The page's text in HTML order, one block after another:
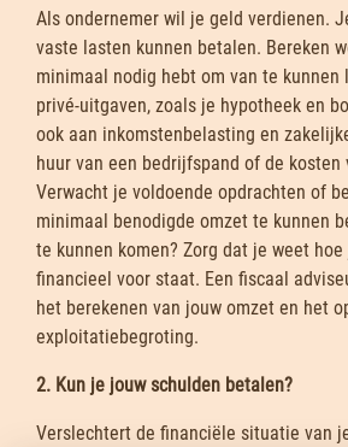
Als ondernemer wil je geld verdienen.
vaste lasten kunnen betalen. Bereken
minimaal nodig hebt om van te kunnen
privé-uitgaven, zoals je hypotheek en
ook aan inkomstenbelasting en
huur van een bedrijfspand of de kosten
Verwacht je voldoende opdrachten of
minimaal benodigde omzet te kunnen
te kunnen komen? Zorg dat je weet
financieel voor staat. Een fiscaal
het berekenen van jouw omzet en het
exploitatiebegroting.
2. Kun je jouw schulden betalen?
Verslechtert de financiële situatie van